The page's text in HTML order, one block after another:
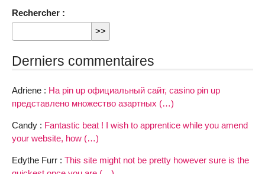
Rechercher :
Derniers commentaires
Adriene : На pin up официальный сайт, casino pin up
представлено множество азартных (…)
Candy : Fantastic beat ! I wish to apprentice while you amend
your website, how (…)
Edythe Furr : This site might not be pretty however sure is the